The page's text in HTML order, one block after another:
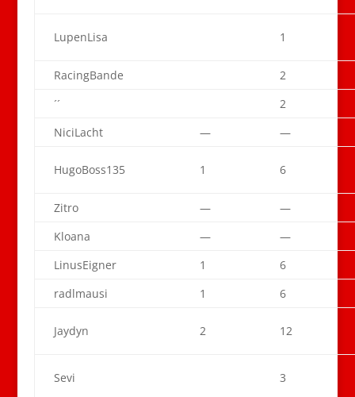
LupenLisa 1
RacingBande
2
´´
2
NiciLacht
— —
HugoBoss135 1 6
Zitro —
—
Kloana
—
—
LinusEigner
1
6
radlmausi
1 6
Jaydyn 2 12
Sevi 3